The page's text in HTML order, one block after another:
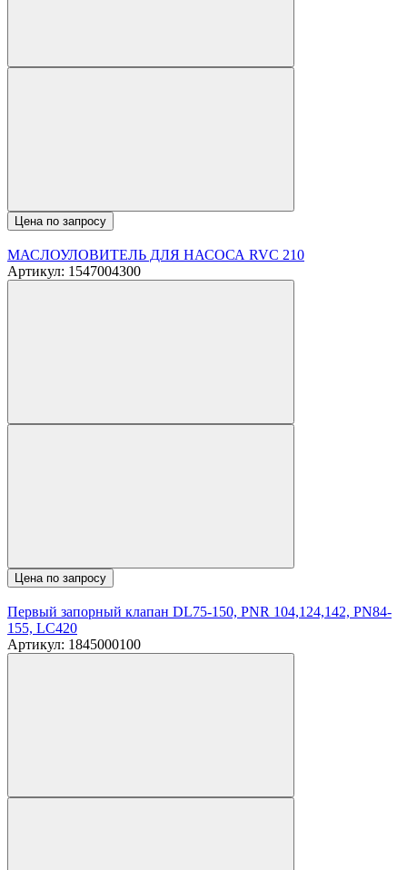
Цена по запросу
МАСЛОУЛОВИТЕЛЬ ДЛЯ НАСОСА RVC 210
Артикул: 1547004300
Цена по запросу
Первый запорный клапан DL75-150, PNR 104,124,142, PN84-
155, LC420
Артикул: 1845000100